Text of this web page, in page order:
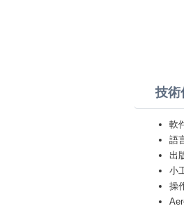
技
軟
語
出
小
操